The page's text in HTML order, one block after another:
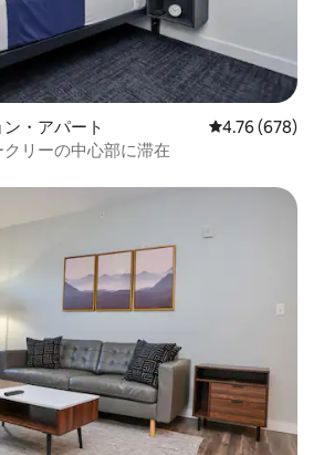
・アパート レビュー678
4.76 (678)
リーの中心部に滞在